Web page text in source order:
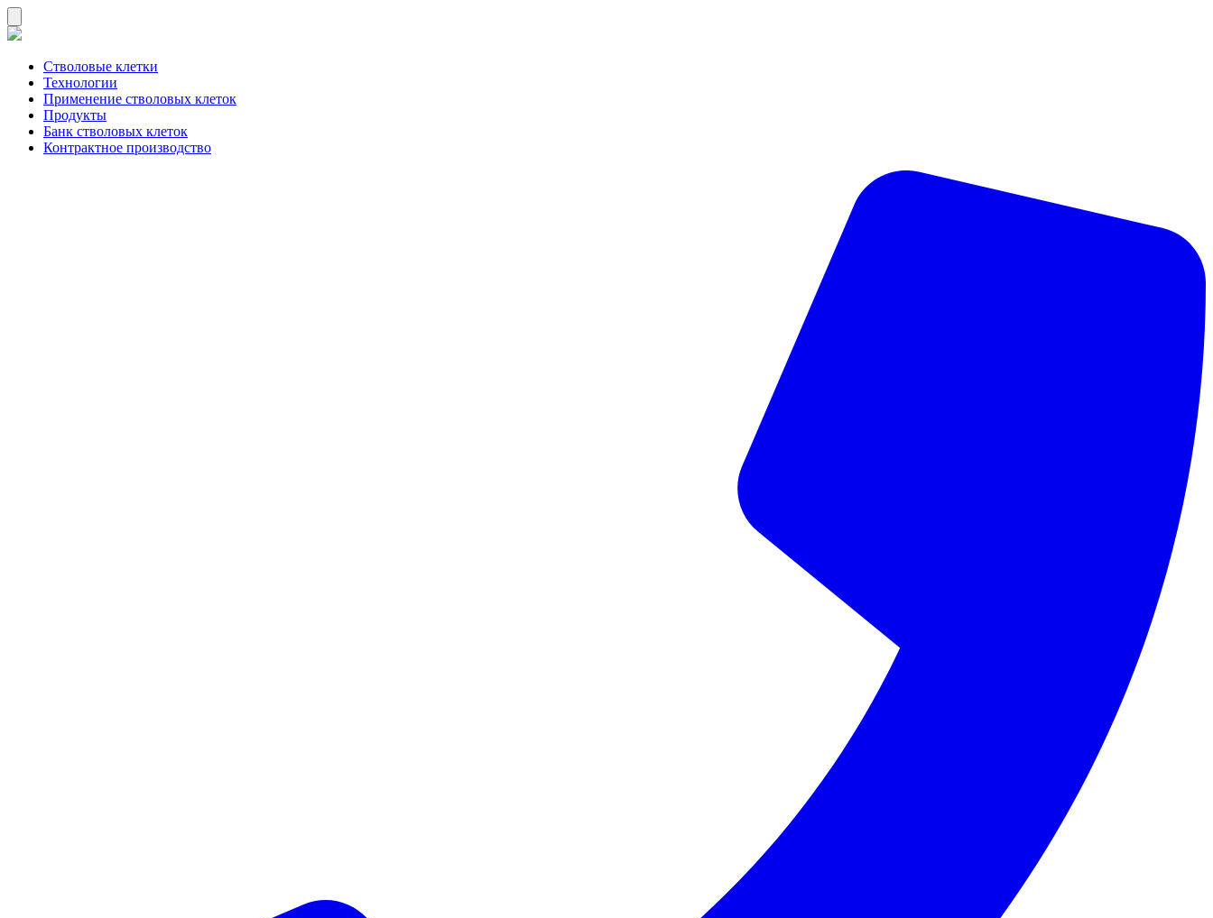
Стволовые клетки
Технологии
Применение стволовых клеток
Продукты
Банк стволовых клеток
Контрактное производство